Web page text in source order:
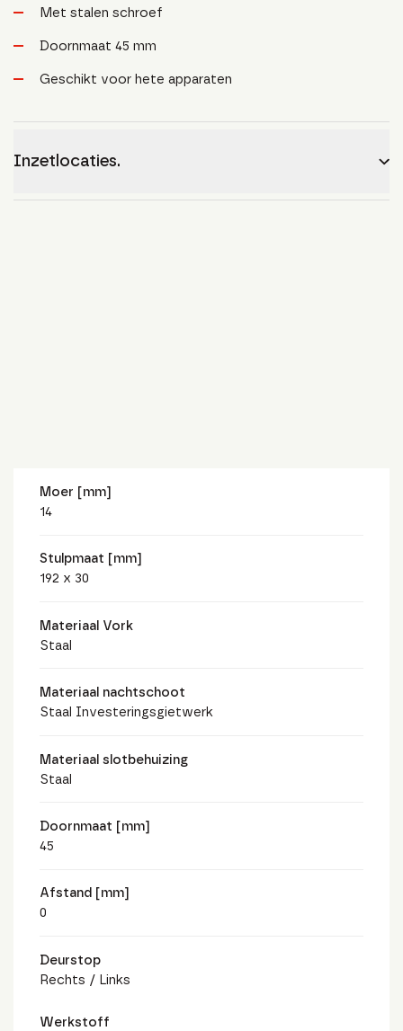
Met stalen schroef
Doornmaat 45 mm
Geschikt voor hete apparaten
Inzetlocaties.
Moer [mm]
14
Stulpmaat [mm]
192 x 30
Materiaal Vork
Staal
Materiaal nachtschoot
Staal Investeringsgietwerk
Materiaal slotbehuizing
Staal
Doornmaat [mm]
45
Afstand [mm]
0
Deurstop
Rechts / Links
Werkstoff